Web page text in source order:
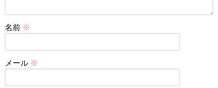
名前 ※
メール ※